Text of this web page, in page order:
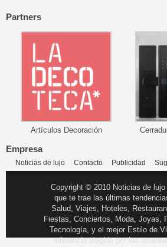
Partners
Artículos Decoración
Empresa
Noticias de lujo Contacto Publicidad
Copyright © 2010 Noticias de
que te trae las últimas
Salud, Viajes, Hoteles,
Fiestas, Conciertos, Moda, Joyas,
Tecnología, y el mejor Estilo de
referencia elegida por los